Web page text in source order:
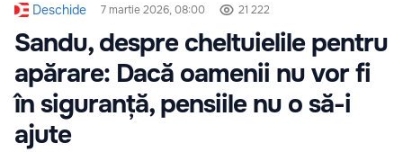
Deschide 7 martie 2026, 08:00 21 222
Sandu, despre cheltuielile pentru
apărare: Dacă oamenii nu vor fi
în siguranță, pensiile nu o să-i
ajute